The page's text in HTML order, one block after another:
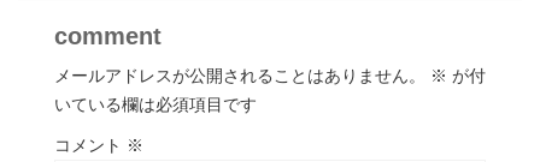
comment
メールアドレスが公開されることはありません。 ※ が付
いている欄は必須項目です
コメント ※